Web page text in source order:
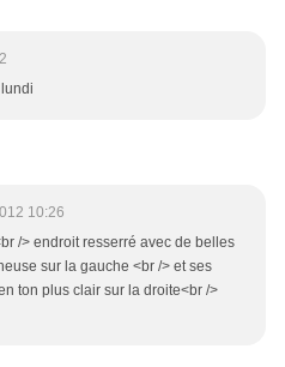
10:26
/> endroit resserré avec de belles
sur la gauche <br /> et ses
ton plus clair sur la droite<br />